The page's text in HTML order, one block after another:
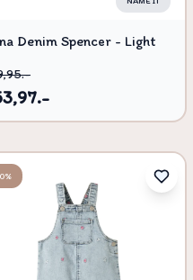
Denim Spencer - Light